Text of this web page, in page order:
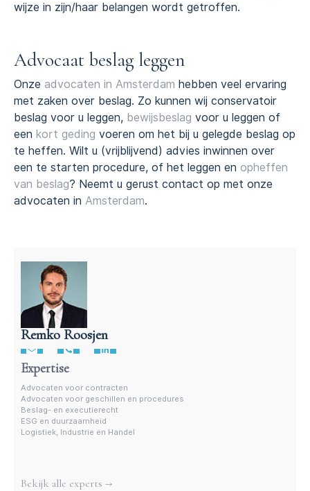
wijze in zijn/haar belangen wordt getroffen.
Advocaat beslag leggen
Onze advocaten in Amsterdam hebben veel ervaring
met zaken over beslag. Zo kunnen wij conservatoir
beslag voor u leggen, bewijsbeslag voor u leggen of
een kort geding voeren om het bij u gelegde beslag op
te heffen. Wilt u (vrijblijvend) advies inwinnen over
een te starten procedure, of het leggen en opheffen
van beslag? Neemt u gerust contact op met onze
advocaten in Amsterdam.
Remko Roosjen
Advocaat beslag- en executierecht • Remko Roosjen
Expertise
Advocaten voor contracten
Advocaten voor geschillen en procedures
Beslag- en executierecht
ESG en duurzaamheid
Logistiek, Industrie en Handel
Meer experts
Bekijk alle experts →